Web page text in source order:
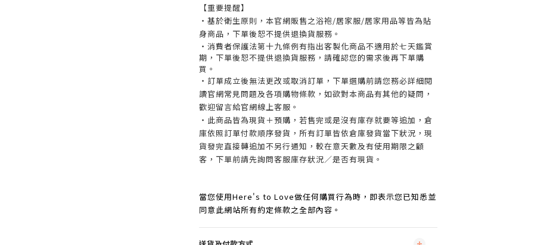
【重要提醒】
・基於衛生原則，本官網販售之浴袍/居家服/居家用品等皆為貼
身商品，下單後恕不提供退換貨服務。
・消費者保護法第十九條例有指出客製化商品不適用於七天鑑賞
期，下單後恕不提供退換貨服務，請確認您的需求後再下單購
買。
・訂單成立後無法更改或取消訂單， 下單選購前請您務必詳細閱
讀官網常見問題及各項購物條款，如欲對本商品有其他的疑問，
歡迎留言給官網線上客服。
・此商品皆為現貨＋預購，若售完或是沒有庫存就要等追加，倉
庫依照訂單付款順序發貨，所有訂單皆依倉庫發貨當下狀況，現
貨發完直接轉追加不另行通知，較在意天數及有使用期限之顧
客，下單前請先詢問客服庫存狀況／是否有現貨。
當您使用Here's to Love做任何購買行為時，即表示您已知悉並
同意此網站所有約定條款之全部內容。